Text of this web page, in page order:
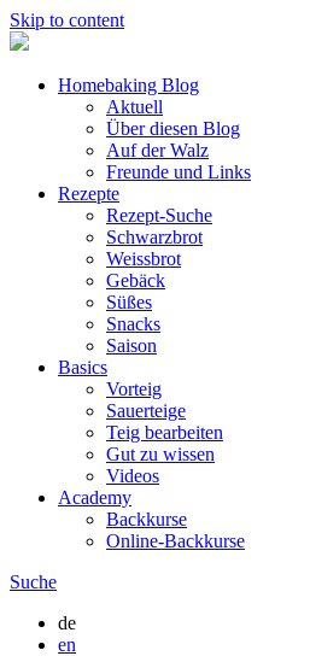
Skip to content
Homebaking Blog
Aktuell
Über diesen Blog
Auf der Walz
Freunde und Links
Rezepte
Rezept-Suche
Schwarzbrot
Weissbrot
Gebäck
Süßes
Snacks
Saison
Basics
Vorteig
Sauerteige
Teig bearbeiten
Gut zu wissen
Videos
Academy
Backkurse
Online-Backkurse
Suche
de
en